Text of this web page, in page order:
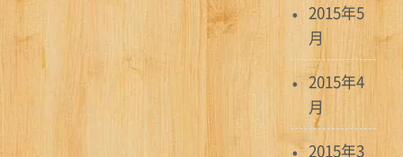
2015年5
月
2015年4
月
2015年3